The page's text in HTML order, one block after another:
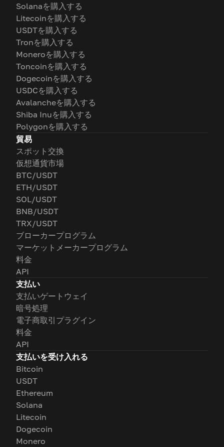
Solanaを購入する
Litecoinを購入する
USDTを購入する
Tronを購入する
Moneroを購入する
Toncoinを購入する
Dogecoinを購入する
USDCを購入する
Avalancheを購入する
Shiba Inuを購入する
Polygonを購入する
貿易
スポット交換
仮想通貨市場
BTC/USDT
ETH/USDT
SOL/USDT
BNB/USDT
TRX/USDT
ブローカープログラム
マーケットメーカープログラム
料金
API
支払い
支払いゲートウェイ
暗号処理
電子商取引プラグイン
料金
API
支払いを受け入れる
Bitcoin
USDT
Ethereum
Solana
Litecoin
Dogecoin
Monero